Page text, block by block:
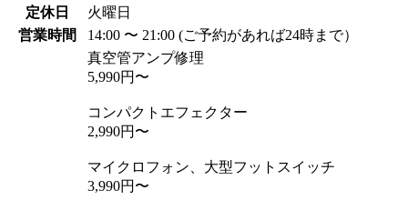
定休日
火曜日
営業時間
14:00 〜 21:00 (ご予約があれば24時まで）
真空管アンプ修理
5,990円〜
コンパクトエフェクター
2,990円〜
マイクロフォン、大型フットスイッチ
3,990円〜